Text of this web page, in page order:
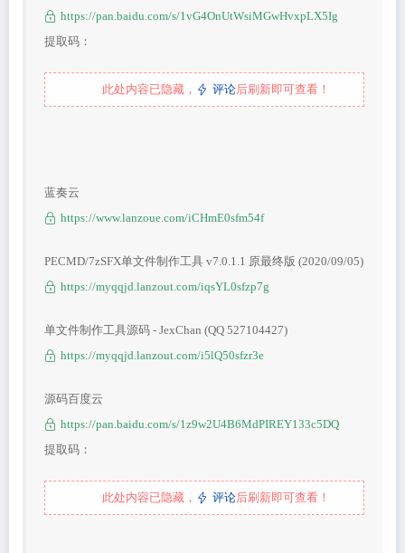
https://pan.baidu.com/s/1vG4OnUtWsiMGwHvxpLX5Ig
提取码：
此处内容已隐藏， 评论后刷新即可查看！
蓝奏云
https://www.lanzoue.com/iCHmE0sfm54f
PECMD/7zSFX单文件制作工具 v7.0.1.1 原最终版 (2020/09/05)
https://myqqjd.lanzout.com/iqsYL0sfzp7g
单文件制作工具源码 - JexChan (QQ 527104427)
https://myqqjd.lanzout.com/i5lQ50sfzr3e
源码百度云
https://pan.baidu.com/s/1z9w2U4B6MdPIREY133c5DQ
提取码：
此处内容已隐藏， 评论后刷新即可查看！